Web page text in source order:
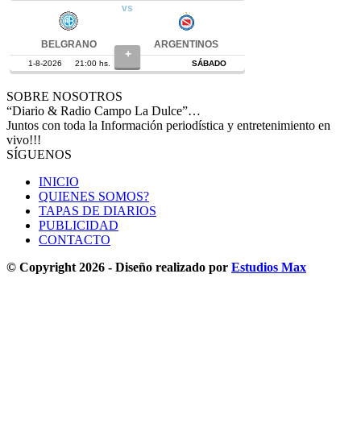
SOBRE NOSOTROS
“Diario & Radio Campo La Dulce”…
Juntos con toda la Información periodística y entretenimiento en
vivo!!!
SÍGUENOS
INICIO
QUIENES SOMOS?
TAPAS DE DIARIOS
PUBLICIDAD
CONTACTO
© Copyright 2026 - Diseño realizado por Estudios Max